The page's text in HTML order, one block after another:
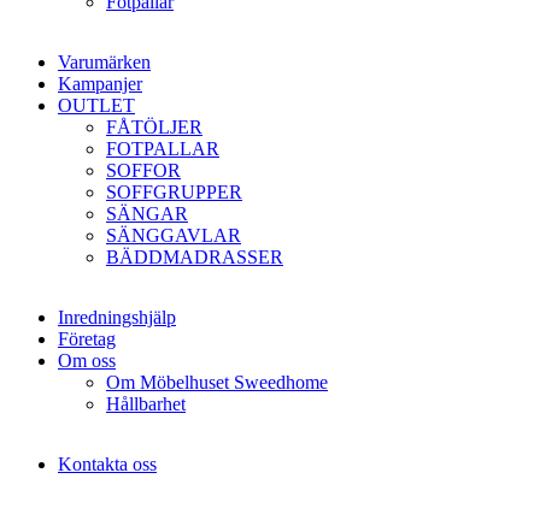
Varumärken
Kampanjer
OUTLET
FÅTÖLJER
FOTPALLAR
SOFFOR
SOFFGRUPPER
SÄNGAR
SÄNGGAVLAR
BÄDDMADRASSER
Inredningshjälp
Företag
Om oss
Om Möbelhuset Sweedhome
Hållbarhet
Kontakta oss